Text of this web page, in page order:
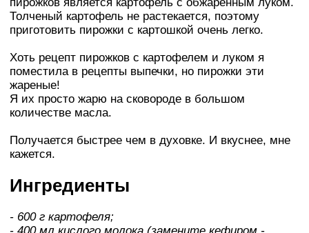
Толченый картофель не растекается, поэтому
приготовить пирожки с картошкой очень легко.
Хоть рецепт пирожков с картофелем и луком я
поместила в рецепты выпечки, но пирожки эти
жареные!
Я их просто жарю на сковороде в большом
количестве масла.
Получается быстрее чем в духовке. И вкуснее, мне
кажется.
Ингредиенты
- 600 г картофеля;